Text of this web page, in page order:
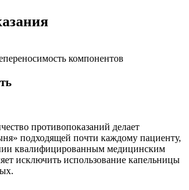
компонентов
противопоказаний делает
подходящей почти каждому пациенту,
квалифицированным медицинским
исключить использование капельницы